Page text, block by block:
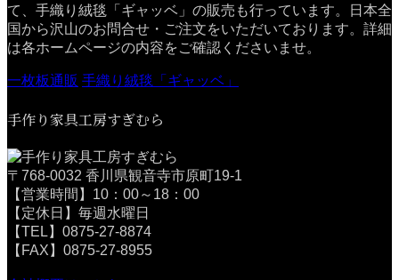
て、手織り絨毯「ギャッベ」の販売も行っています。日本全
国から沢山のお問合せ・ご注文をいただいております。詳細
は各ホームページの内容をご確認くださいませ。
一枚板通販 手織り絨毯「ギャッベ」
手作り家具工房すぎむら
〒768-0032 香川県観音寺市原町19-1
【営業時間】10：00～18：00
【定休日】毎週水曜日
【TEL】0875-27-8874
【FAX】0875-27-8955